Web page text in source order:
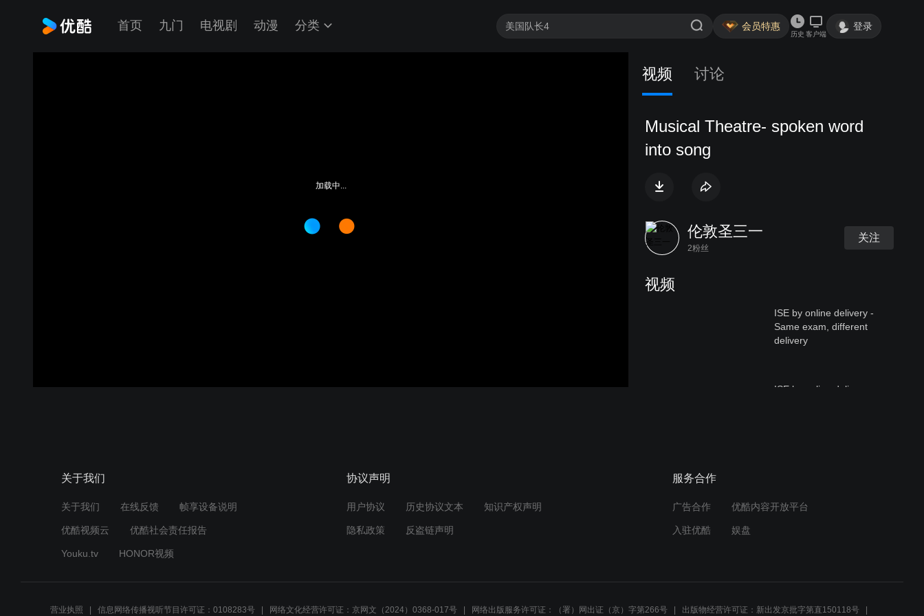
首页 九门 电视剧 动漫 分类 会员特惠
历史 客户端
登录
加载中...
视频 讨论
Musical Theatre- spoken word
into song
伦敦圣三一
2粉丝
关注
视频
ISE by online delivery -
Same exam, different
delivery
ISE by online delivery -
关于我们
关于我们 在线反馈 帧享设备说明
优酷视频云 优酷社会责任报告
Youku.tv HONOR视频
协议声明
用户协议 历史协议文本 知识产权声明
隐私政策 反盗链声明
服务合作
广告合作 优酷内容开放平台
入驻优酷 娱盘
营业执照 信息网络传播视听节目许可证：0108283号 网络文化经营许可证：京网文（2024）0368-017号 网络出版服务许可证：（署）网出证（京）字第266号 出版物经营许可证：新出发京批字第直150118号